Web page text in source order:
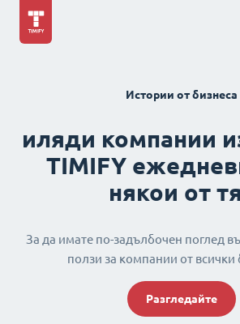
Истории от бизнеса
иляди компании
TIMIFY
някои от
За да имате по-задълбочен поглед
ползи за компании от
Разгледайте